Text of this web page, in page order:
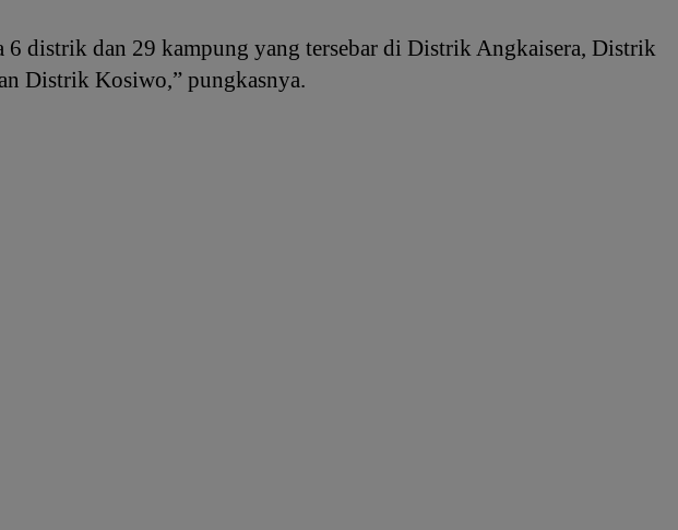
distrik dan 29 kampung yang tersebar di Distrik Angkaisera, Distrik
Distrik Kosiwo,” pungkasnya.